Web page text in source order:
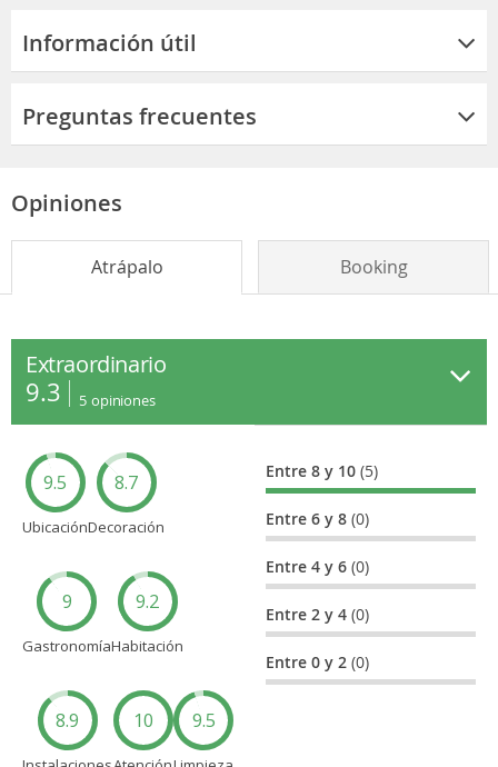
Información útil
Preguntas frecuentes
Opiniones
Atrápalo Booking
Extraordinario
9.3 5 opiniones
9.5
Ubicación
8.7
Decoración
9
Gastronomía
9.2
Habitación
8.9 10 9.5
Entre 8 y 10(5)
Entre 6 y 8(0)
Entre 4 y 6(0)
Entre 2 y 4(0)
Entre 0 y 2(0)